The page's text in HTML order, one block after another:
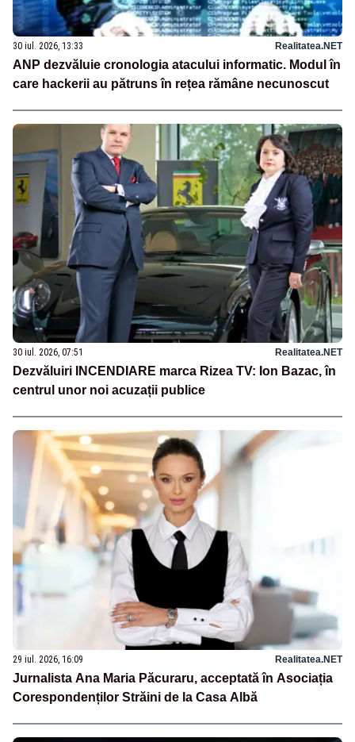
30 iul. 2026, 13:33 Realitatea.NET
ANP dezvăluie cronologia atacului informatic. Modul în
care hackerii au pătruns în rețea rămâne necunoscut
30 iul. 2026, 07:51 Realitatea.NET
Dezvăluiri INCENDIARE marca Rizea TV: Ion Bazac, în
centrul unor noi acuzații publice
29 iul. 2026, 16:09 Realitatea.NET
Jurnalista Ana Maria Păcuraru, acceptată în Asociația
Corespondenților Străini de la Casa Albă